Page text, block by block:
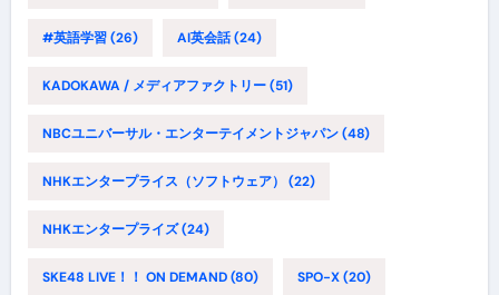
#英語学習(26) AI英会話(24)
KADOKAWA / メディアファクトリー(51)
NBCユニバーサル・エンターテイメントジャパン(48)
NHKエンタープライス（ソフトウェア） (22)
NHKエンタープライズ(24)
SKE48 LIVE！！ ON DEMAND(80) SPO-X(20)